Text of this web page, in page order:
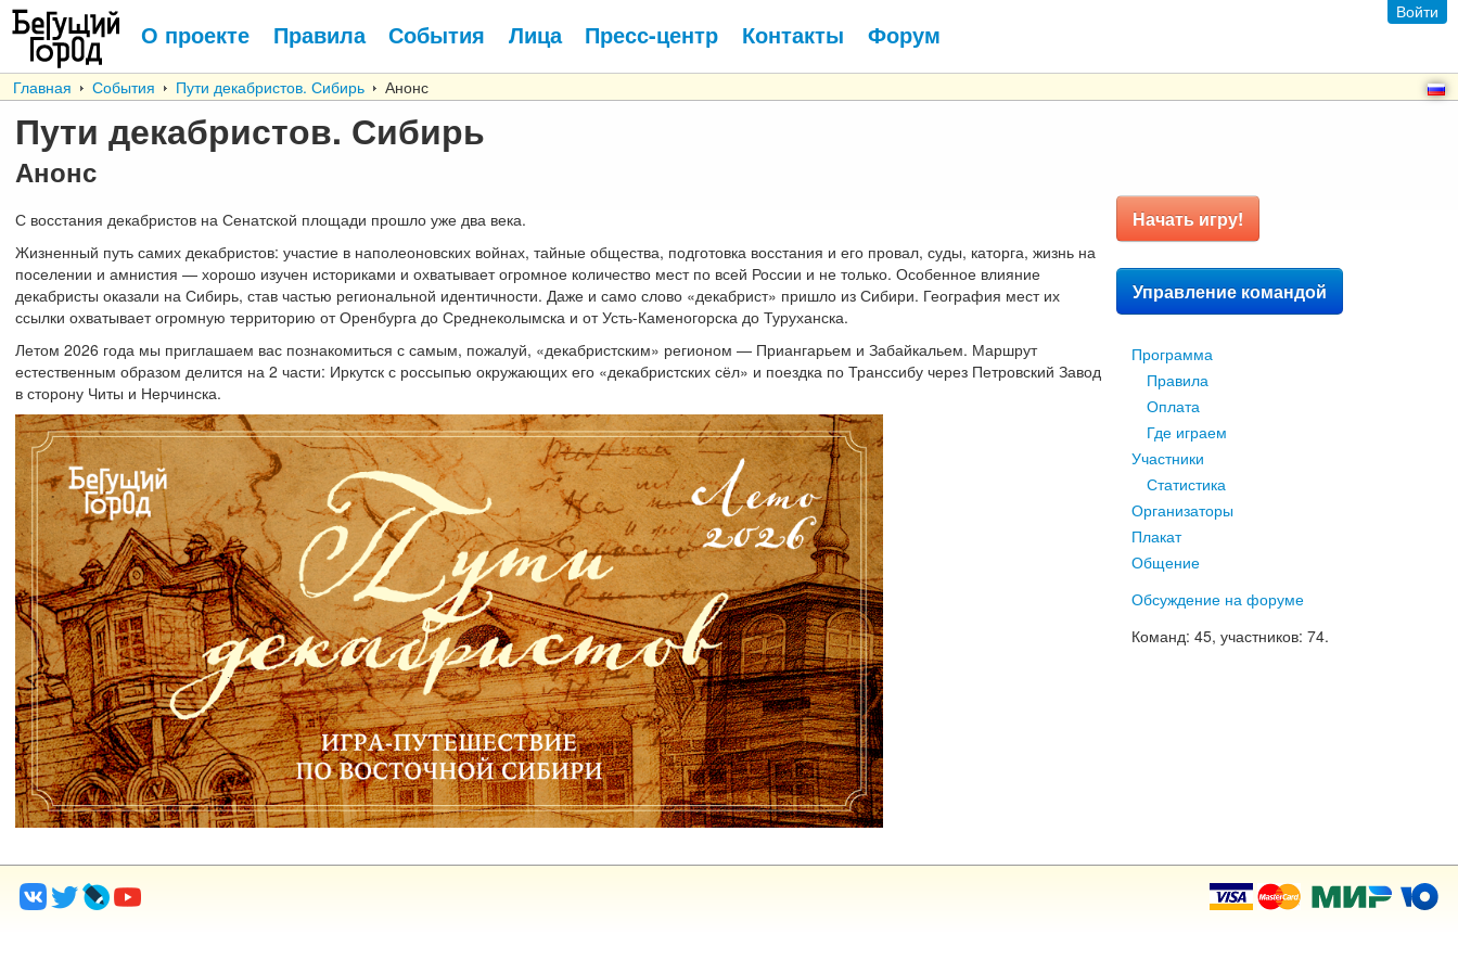
Войти
О проекте Правила События Лица Пресс-центр Контакты Форум
Главная События Пути декабристов. Сибирь Анонс
Пути декабристов. Сибирь
Анонс
Начать игру!
Управление командой
Программа
Правила
Оплата
Где играем
Участники
Статистика
Организаторы
Плакат
Общение
Обсуждение на форуме
Команд: 45, участников: 74.
С восстания декабристов на Сенатской площади прошло уже два века.
Жизненный путь самих декабристов: участие в наполеоновских войнах, тайные общества, подготовка восстания и его провал, суды, каторга, жизнь на
поселении и амнистия — хорошо изучен историками и охватывает огромное количество мест по всей России и не только. Особенное влияние
декабристы оказали на Сибирь, став частью региональной идентичности. Даже и само слово «декабрист» пришло из Сибири. География мест их
ссылки охватывает огромную территорию от Оренбурга до Среднеколымска и от Усть-Каменогорска до Туруханска.
Летом 2026 года мы приглашаем вас познакомиться с самым, пожалуй, «декабристским» регионом — Приангарьем и Забайкальем. Маршрут
естественным образом делится на 2 части: Иркутск с россыпью окружающих его «декабристских сёл» и поездка по Транссибу через Петровский Завод
в сторону Читы и Нерчинска.